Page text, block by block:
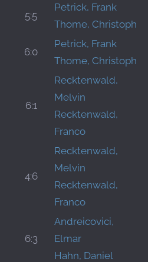
5:5
Petrick, Frank
Thome, Christoph
6:0
Petrick, Frank
Thome, Christoph
6:1
Recktenwald,
Melvin
Recktenwald,
Franco
4:6
Recktenwald,
Melvin
Recktenwald,
Franco
6:3
Andreicovici,
Elmar
Hahn, Daniel